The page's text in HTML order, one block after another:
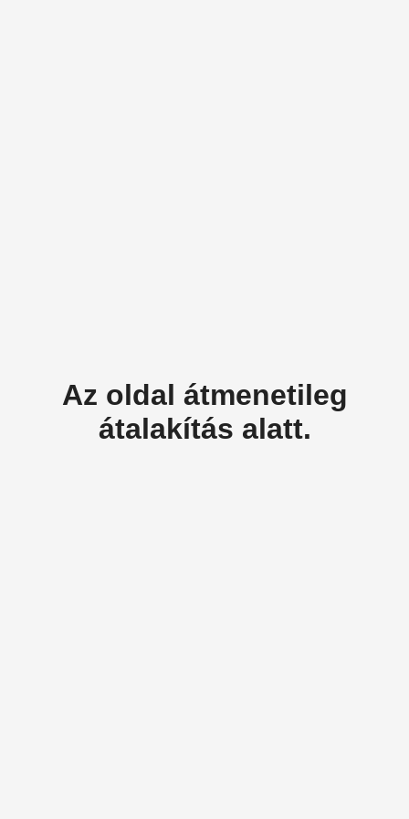
Az oldal átmenetileg
átalakítás alatt.